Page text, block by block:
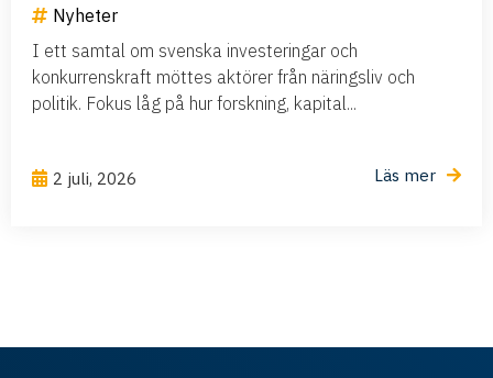
Nyheter
I ett samtal om svenska investeringar och
konkurrenskraft möttes aktörer från näringsliv och
politik. Fokus låg på hur forskning, kapital...
2 juli, 2026 Läs mer